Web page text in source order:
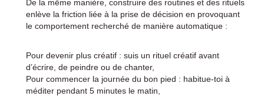
De la même manière, construire des routines et des rituels
enlève la friction liée à la prise de décision en provoquant
le comportement recherché de manière automatique :
Pour devenir plus créatif : suis un rituel créatif avant
d’écrire, de peindre ou de chanter,
Pour commencer la journée du bon pied : habitue-toi à
méditer pendant 5 minutes le matin,